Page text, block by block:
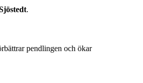
.
pendlingen och ökar